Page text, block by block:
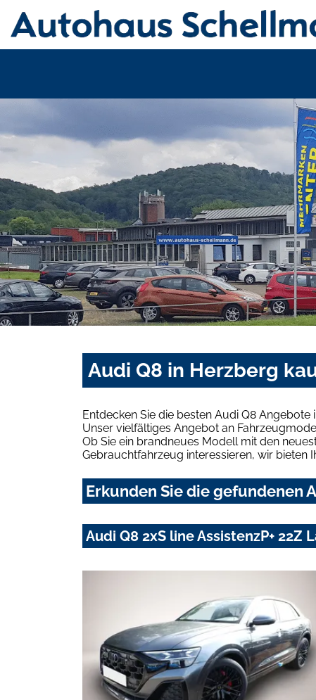
Audi Q8 in Herzberg
Entdecken Sie die besten Audi Q8
Unser vielfältiges Angebot an
Ob Sie ein brandneues Modell mit den
Gebrauchtfahrzeug interessieren, wir bieten
Erkunden Sie die gefundenen
Audi Q8 2xS line AssistenzP+ 22Z